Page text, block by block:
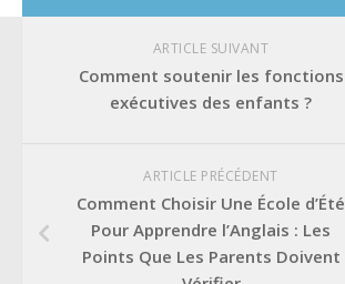
ARTICLE SUIVANT
Comment soutenir les fonctions
exécutives des enfants ?
ARTICLE PRÉCÉDENT
Comment Choisir Une École d’Été
Pour Apprendre l’Anglais : Les
Points Que Les Parents Doivent